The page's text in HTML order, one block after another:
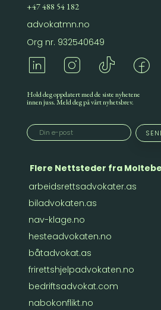
+47 488 54 182
advokatmn.no
Org nr. 932540649
Hold deg oppdatert med de siste nyhetene
innen juss. Meld deg på vårt nyhetsbrev.
Flere Nettsteder fra
arbeidsrettsadvokater.as
biladvokaten.as
nav-klage.no
hesteadvokaten.no
båtadvokat.as
frirettshjelpadvokaten.no
bedriftsadvokat.com
nabokonflikt.no